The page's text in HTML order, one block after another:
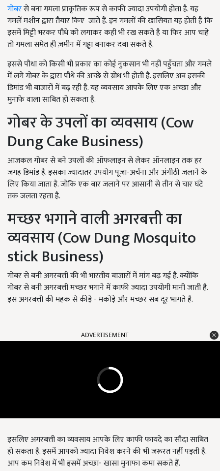
गोबरसे बना गमला प्राकृतिक रूप से काफी ज्यादा उपयोगी होता है. यह
गमलें मशीन द्वारा तैयार किए जाते हैं. इन गमलों की खासियत यह होती है कि
इसमें मिट्टी भरकर पौधे को लगाकर कही भी रख सकते है या फिर आप चाहे
तो गमला समेत ही ज़मीन में गड्ढा बनाकर दबा सकते है.
इससे पौधा को किसी भी प्रकार का कोई नुकसान भी नहीं पहुँचता और गमले
में लगे गोबर के द्वारा पौधे की अच्छे से ग्रोथ भी होती है. इसलिए अब इसकी
डिमांड भी बाजारों में बढ़ रही है. यह व्यवसाय आपके लिए एक अच्छा और
मुनाफे वाला साबित हो सकता है.
गोबर के उपलों का व्यवसाय (Cow
Dung Cake Business)
आजकल गोबर से बने उपलों की ऑफलाइन से लेकर ऑनलाइन तक हर
जगह डिमांड है. इसका ज्यादातर उपयोग पूजा-अर्चना और अंगीठी जलाने के
लिए किया जाता है. जोकि एक बार जलाने पर आसानी से तीन से चार घंटे
तक जलता रहता है.
मच्छर भगाने वाली अगरबत्ती का
व्यवसाय (Cow Dung Mosquito
stick Business)
गोबर से बनी अगरबत्ती की भी भारतीय बाजारों में मांग बढ़ गई है. क्योंकि
गोबर से बनी अगरबत्ती मच्छर भगाने में काफी ज्यादा उपयोगी मानी जाती है.
इस अगरबत्ती की महक से कीड़े - मकोड़े और मच्छर सब दूर भागते है.
ADVERTISEMENT
इसलिए अगरबत्ती का व्यवसाय आपके लिए काफी फायदे का सौदा साबित
हो सकता है. इसमें आपको ज्यादा निवेश करने की भी जरूरत नहीं पड़ती है.
आप कम निवेश में भी इसमें अच्छा- खासा मुनाफा कमा सकते हैं.